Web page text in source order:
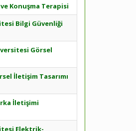
Konuşma Terapisi
Bilgi Güvenliği
Görsel
İletişim Tasarımı
İletişimi
Elektrik-